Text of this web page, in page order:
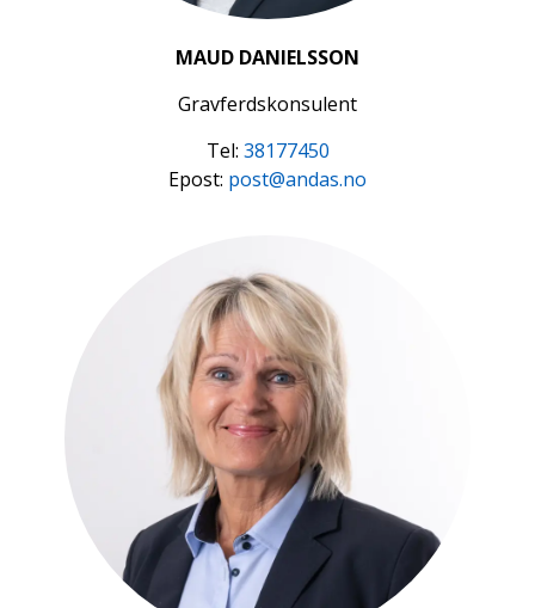
MAUD DANIELSSON
Gravferdskonsulent
Tel: 38177450
Epost: post@andas.no